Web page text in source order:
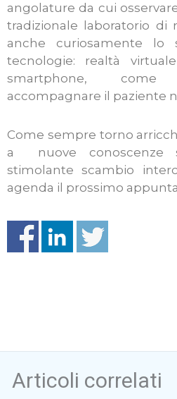
angolature da cui
tradizionale laboratorio di
anche curiosamente lo
tecnologie: realtà
smartphone,
accompagnare il paziente
Come sempre torno
a nuove conoscenze
stimolante scambio
agenda il prossimo
Articoli correlati